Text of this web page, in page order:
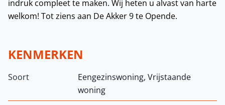
indruk compleet te maken. Wij heten u alvast van harte
welkom! Tot ziens aan De Akker 9 te Opende.
KENMERKEN
Soort
Eengezinswoning, Vrijstaande
woning